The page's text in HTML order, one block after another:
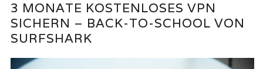
3 MONATE KOSTENLOSES VPN
SICHERN – BACK-TO-SCHOOL VON
SURFSHARK